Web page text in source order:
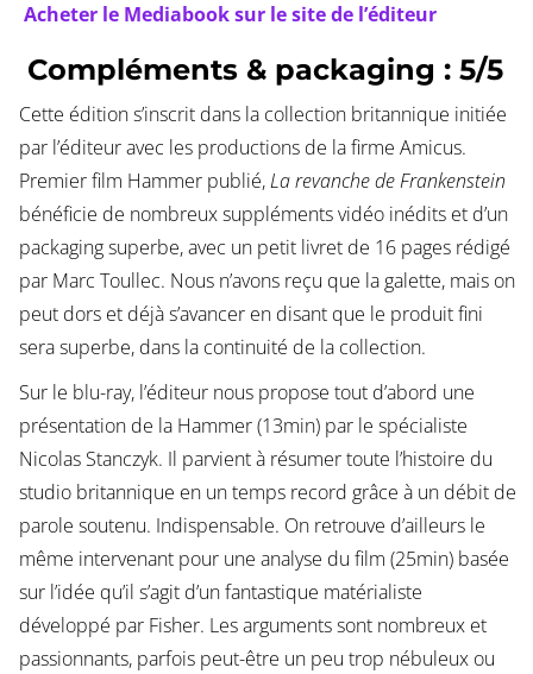
Acheter le Mediabook sur le site de l’éditeur
Compléments & packaging : 5/5
Cette édition s’inscrit dans la collection britannique initiée
par l’éditeur avec les productions de la firme Amicus.
Premier film Hammer publié,La revanche de Frankenstein
bénéficie de nombreux suppléments vidéo inédits et d’un
packaging superbe, avec un petit livret de 16 pages rédigé
par Marc Toullec. Nous n’avons reçu que la galette, mais on
peut dors et déjà s’avancer en disant que le produit fini
sera superbe, dans la continuité de la collection.
Sur le blu-ray, l’éditeur nous propose tout d’abord une
présentation de la Hammer (13min) par le spécialiste
Nicolas Stanczyk. Il parvient à résumer toute l’histoire du
studio britannique en un temps record grâce à un débit de
parole soutenu. Indispensable. On retrouve d’ailleurs le
même intervenant pour une analyse du film (25min) basée
sur l’idée qu’il s’agit d’un fantastique matérialiste
développé par Fisher. Les arguments sont nombreux et
passionnants, parfois peut-être un peu trop nébuleux ou